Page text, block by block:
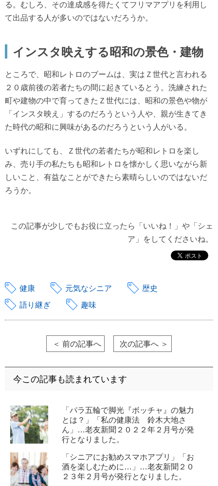
る。むしろ、その達成感を得たくてフリマアプリを利用し
て出品する人が多いのではないだろうか。
インスタ映えする昭和の景色・建物
ところで、昭和レトロのブームは、実はＺ世代と言われる
２０歳前後の若者たちの間に起きているとう。洗練された
町や建物の中で育ってきたＺ世代には、昭和の景色や物が
「インスタ映え」するのだろうという人や、親が生きてき
た時代の昭和に興味があるのだろうという人がいる。
いずれにしても、Ｚ世代の若者たちが昭和レトロを楽し
み、売り手の私たちも昭和レトロを懐かしく思いながら新
しいこと、有益なことができたら素晴らしいのではないだ
ろうか。
この記事が少しでもお役に立ったら「いいね！」や「シェ
ア」をしてくださいね。
健康 元気なシニア
歴史
語り継ぎ
趣味
＜ 前の記事へ 次の記事へ ＞
今この記事も読まれています
「パラ五輪で脚光『ボッチャ』の魅力
とは？」「私の健康法 鈴木大地さ
ん」…老友新聞２０２２年２月号が発
行となりました。
「シニアにお勧めスマホアプリ」「お
酒を楽しむために…」…老友新聞２０
２３年２月号が発行となりました。